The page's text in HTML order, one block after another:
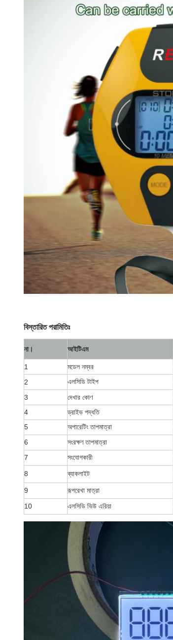
বিস্তারিত পরামিতিঃ
না। আইটিএম
1 মডেল নম্বর
2
এলসিডি টাইপ
3
দেখার কোণ
4
ড্রাইভ পদ্ধতি
5
অপারেটিং তাপমাত্রা
6
সংরক্ষণ তাপমাত্রা
7
সংযোগকারী
8 ব্যাকলাইট
9 রূপরেখা মাত্রা
10
এলসিডি ভিউ এরিয়া